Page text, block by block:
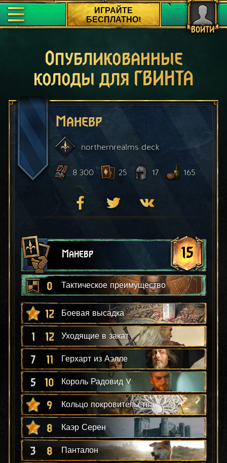
ВОЙТИ
ИГРАЙТЕ
БЕСПЛАТНО!
Опубликованные
колоды для ГВИНТА
Маневр
northernrealmsdeck
8 300 25 17 165
Маневр 15
0 Тактическое преимущество
12 Боевая высадка
1 12 Уходящие в закат
7 11 Герхарт из Аэлле
5 10 Король Радовид V
9 Кольцо покровительства
8 Каэр Серен
3 8 Панталон